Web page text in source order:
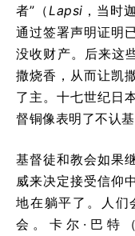
者”（ Lapsi ，当时
通过签署声明证明
没收财产。后来这
撒烧香，从而让凯
了主。十七世纪日
督铜像表明了不认基
基督徒和教会如果
威来决定接受信仰
地在躺平了。人们
会。卡尔·巴特